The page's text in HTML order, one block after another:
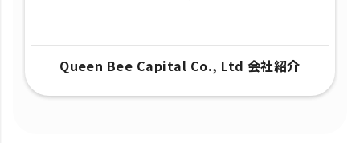
Queen Bee Capital Co., Ltd 会社紹介